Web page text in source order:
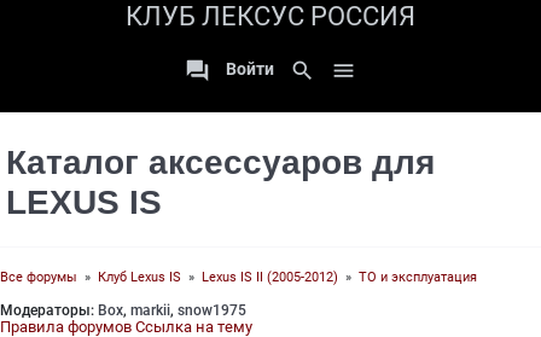
КЛУБ ЛЕКСУС РОССИЯ
 Войти search 
Каталог аксессуаров для
LEXUS IS
Все форумы » Клуб Lexus IS » Lexus IS II (2005-2012) » ТО и эксплуатация
Модераторы: Box, markii, snow1975
Правила форумов Ссылка на тему